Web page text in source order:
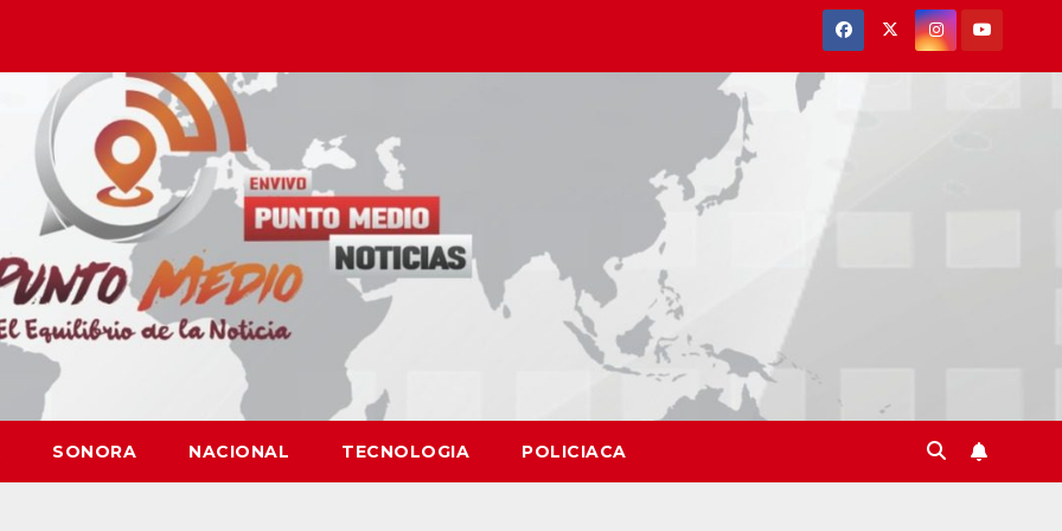
SONORA NACIONAL TECNOLOGIA POLICIACA